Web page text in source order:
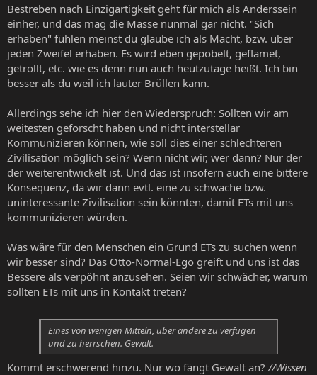
Bestreben nach Einzigartigkeit geht für mich als Anderssein
einher, und das mag die Masse nunmal gar nicht. "Sich
erhaben" fühlen meinst du glaube ich als Macht, bzw. über
jeden Zweifel erhaben. Es wird eben gepöbelt, geflamet,
getrollt, etc. wie es denn nun auch heutzutage heißt. Ich bin
besser als du weil ich lauter Brüllen kann.
Allerdings sehe ich hier den Wiederspruch: Sollten wir am
weitesten geforscht haben und nicht interstellar
Kommunizieren können, wie soll dies einer schlechteren
Zivilisation möglich sein? Wenn nicht wir, wer dann? Nur der
der weiterentwickelt ist. Und das ist insofern auch eine bittere
Konsequenz, da wir dann evtl. eine zu schwache bzw.
uninteressante Zivilisation sein könnten, damit ETs mit uns
kommunizieren würden.
Was wäre für den Menschen ein Grund ETs zu suchen wenn
wir besser sind? Das Otto-Normal-Ego greift und uns ist das
Bessere als verpöhnt anzusehen. Seien wir schwächer, warum
sollten ETs mit uns in Kontakt treten?
Eines von wenigen Mitteln, über andere zu verfügen
und zu herrschen. Gewalt.
Kommt erschwerend hinzu. Nur wo fängt Gewalt an? //Wissen